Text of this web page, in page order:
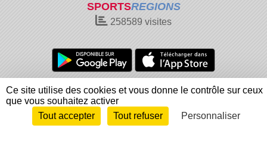
SPORTSREGIONS
258589 visites
Charte cookies
Gestion des cookies
Informations légales
Signaler un contenu inapproprié
Envie de participer ?
Connexion
Ce site utilise des cookies et vous donne le contrôle sur ceux
que vous souhaitez activer
Tout accepter
Tout refuser Personnaliser